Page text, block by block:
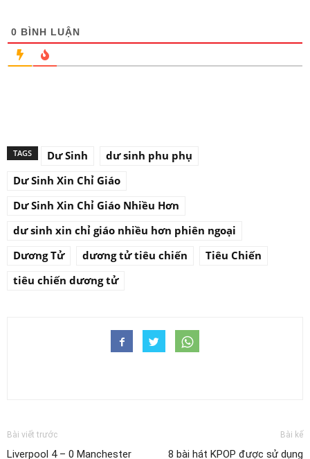
0 BÌNH LUẬN
TAGS Dư Sinh
dư sinh phu phụ
Dư Sinh Xin Chỉ Giáo
Dư Sinh Xin Chỉ Giáo Nhiều Hơn
dư sinh xin chỉ giáo nhiều hơn phiên ngoại
Dương Tử
dương tử tiêu chiến
Tiêu Chiến
tiêu chiến dương tử
Bài viết trước
Liverpool 4 – 0 Manchester
Bài kế
8 bài hát KPOP được sử dụng